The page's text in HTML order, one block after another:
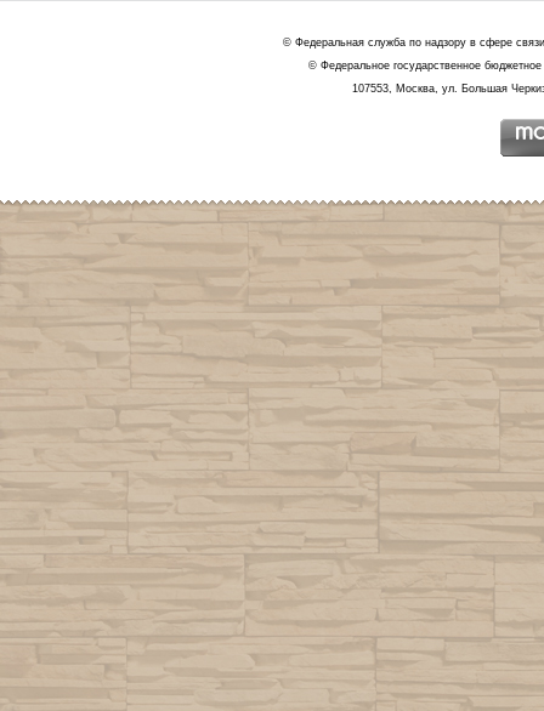
© Федеральная служба по надзору в сфере
© Федеральное государственное
107553, Москва, ул. Большая